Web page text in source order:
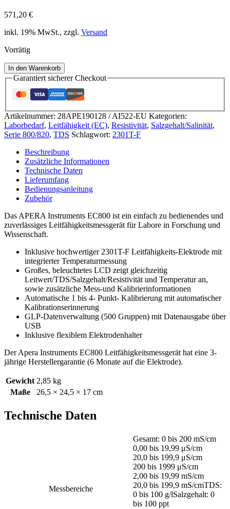
571,20 €
inkl. 19% MwSt., zzgl. Versand
Vorrätig
EC800
Labor-/Tisch-
Menge
In den Warenkorb
Garantiert sicherer Checkout
Artikelnummer: 28APE190128 / AI522-EU Kategorien:
Laborbedarf, Leitfähigkeit (EC), Resistivität, Salzgehalt/Salinität,
Serie 800/820, TDS Schlagwort: 2301T-F
Beschreibung
Zusätzliche Informationen
Technische Daten
Lieferumfang
Bedienungsanleitung
Zubehör
Das APERA Instruments EC800 ist ein einfach zu bedienendes und
zuverlässiges Leitfähigkeitsmessgerät für Labore in Forschung und
Wissenschaft.
Inklusive hochwertiger 2301T-F Leitfähigkeits-Elektrode mit
integrierter Temperaturmessung
Großes, beleuchtetes LCD zeigt gleichzeitig
Leitwert/TDS/Salzgehalt/Resistivität und Temperatur an,
sowie zusätzliche Mess-und Kalibrierinformationen
Automatische 1 bis 4- Punkt- Kalibrierung mit automatischer
Kalibrationserinnerung
GLP-Datenverwaltung (500 Gruppen) mit Datenausgabe über
USB
Inklusive flexiblem Elektrodenhalter
Der Apera Instruments EC800 Leitfähigkeitsmessgerät hat eine 3-
jährige Herstellergarantie (6 Monate auf die Elektrode).
Gewicht 2,85 kg
Maße
26,5 × 24,5 × 17 cm
Technische Daten
Messbereiche
Gesamt: 0 bis 200 mS/cm
0,00 bis 19,99 μS/cm
20,0 bis 199,9 μS/cm
200 bis 1999 μS/cm
2,00 bis 19,99 mS/cm
20,0 bis 199,9 mS/cmTDS:
0 bis 100 g/lSalzgehalt: 0
bis 100 ppt